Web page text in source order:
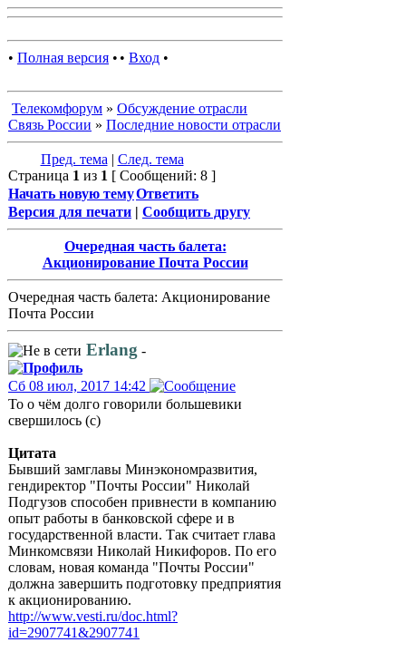
• Полная версия • • Вход •
Телекомфорум » Обсуждение отрасли
Связь России » Последние новости отрасли
Пред. тема | След. тема
Страница 1 из 1 [ Сообщений: 8 ]
Начать новую темуОтветить
Версия для печати | Сообщить другу
Очередная часть балета:
Акционирование Почта России
Очередная часть балета: Акционирование
Почта России
Erlang -
Сб 08 июл, 2017 14:42
То о чём долго говорили большевики
свершилось (с)
Цитата
Бывший замглавы Минэкономразвития,
гендиректор "Почты России" Николай
Подгузов способен привнести в компанию
опыт работы в банковской сфере и в
государственной власти. Так считает глава
Минкомсвязи Николай Никифоров. По его
словам, новая команда "Почты России"
должна завершить подготовку предприятия
к акционированию.
http://www.vesti.ru/doc.html?
id=2907741&2907741